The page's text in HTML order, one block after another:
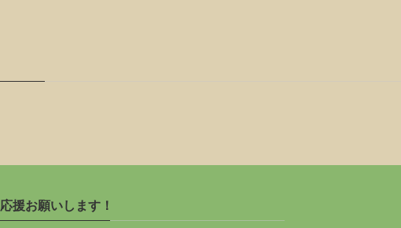
応援お願いします！